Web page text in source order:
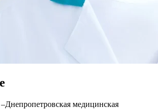
–Днепропетровская медицинская